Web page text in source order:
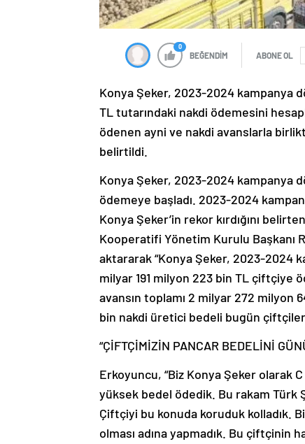
0
BEĞENDİM ABONE OL
Konya Şeker, 2023-2024 kampanya
TL tutarındaki nakdi ödemesini
ödenen ayni ve nakdi avanslarla
belirtildi.
Konya Şeker, 2023-2024 kampanya
ödemeye başladı. 2023-2024
Konya Şeker’in rekor kırdığını
Kooperatifi Yönetim Kurulu Başkanı
aktararak “Konya Şeker, 2023-2024
milyar 191 milyon 223 bin TL çiftçiye
avansın toplamı 2 milyar 272 milyon
bin nakdi üretici bedeli bugün
“ÇİFTÇİMİZİN PANCAR BEDELİNİ
Erkoyuncu, “Biz Konya Şeker olarak
yüksek bedel ödedik. Bu rakam Türk
Çiftçiyi bu konuda koruduk kolladık.
olması adına yapmadık. Bu çiftçinin